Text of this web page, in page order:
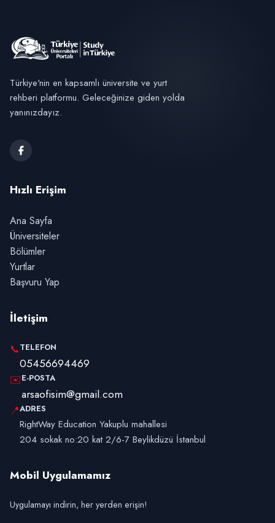
Türkiye'nin en kapsamlı üniversite ve yurt
rehberi platformu. Geleceğinize giden yolda
yanınızdayız.
Hızlı Erişim
Ana Sayfa
Üniversiteler
Bölümler
Yurtlar
Başvuru Yap
İletişim
📞TELEFON
05456694469
✉️E-POSTA
arsaofisim@gmail.com
📍ADRES
RightWay Education Yakuplu mahallesi
204 sokak no:20 kat 2/6-7 Beylikdüzü İstanbul
Mobil Uygulamamız
Uygulamayı indirin, her yerden erişin!